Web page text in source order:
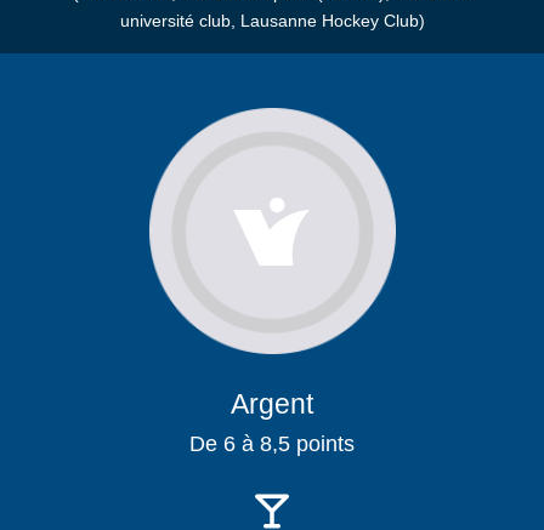
université club, Lausanne Hockey Club)
Argent
De 6 à 8,5 points